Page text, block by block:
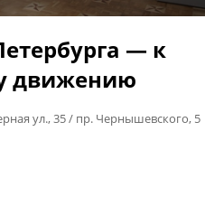
— к
движению
ул., 35 / пр. Чернышевского, 5